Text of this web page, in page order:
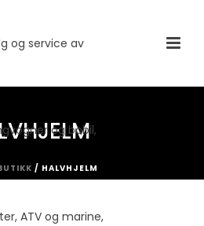
/ HALVHJELM